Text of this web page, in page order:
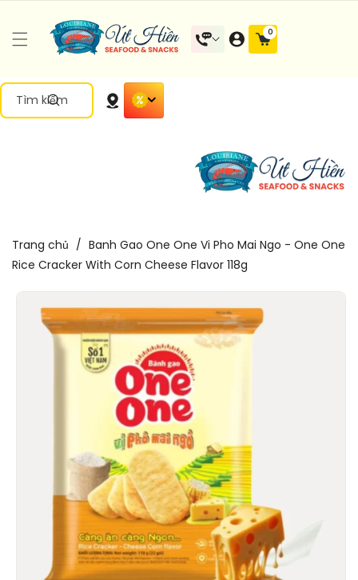
Dung
Tìm kiếm
0
0 mặt
hàng
Trang chủ / Banh Gao One One Vi Pho Mai Ngo - One One
Rice Cracker With Corn Cheese Flavor 118g
Tin Sản
Phẩm